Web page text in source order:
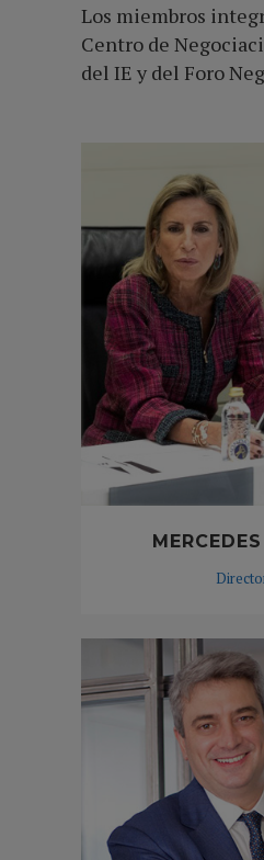
Los miembros
Centro de
del IE y del Foro